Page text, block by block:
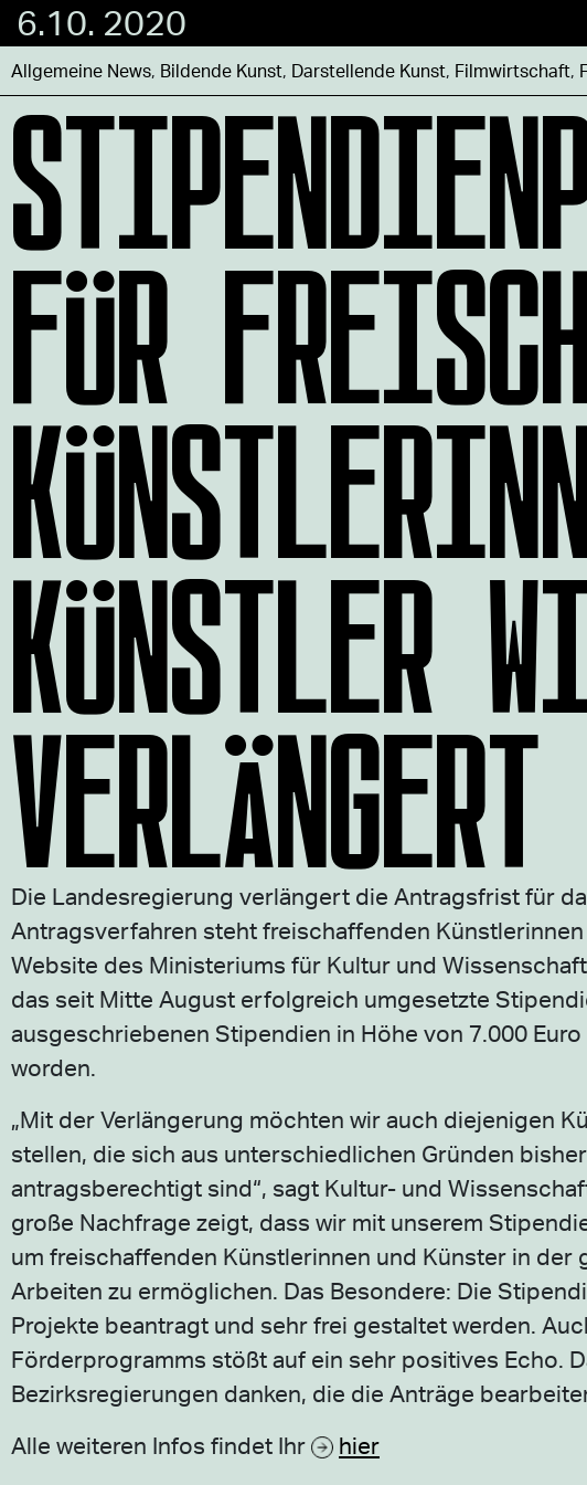
6.10. 2020
Allgemeine News, Bildende Kunst, Darstellende Kunst, Filmwirtschaft,
FÜR
KÜNSTLER
VERLÄNGERT
Die Landesregierung verlängert die Antragsfrist für
Antragsverfahren steht freischaffenden
Website des Ministeriums für Kultur und
das seit Mitte August erfolgreich umgesetzte
ausgeschriebenen Stipendien in Höhe von 7.000
worden.
„Mit der Verlängerung möchten wir auch diejenigen
stellen, die sich aus unterschiedlichen Gründen
antragsberechtigt sind“, sagt Kultur- und
große Nachfrage zeigt, dass wir mit unserem
um freischaffenden Künstlerinnen und Künster in
Arbeiten zu ermöglichen. Das Besondere: Die
Projekte beantragt und sehr frei gestaltet werden.
Förderprogramms stößt auf ein sehr positives Echo.
Bezirksregierungen danken, die die Anträge
Alle weiteren Infos findet Ihr
hier